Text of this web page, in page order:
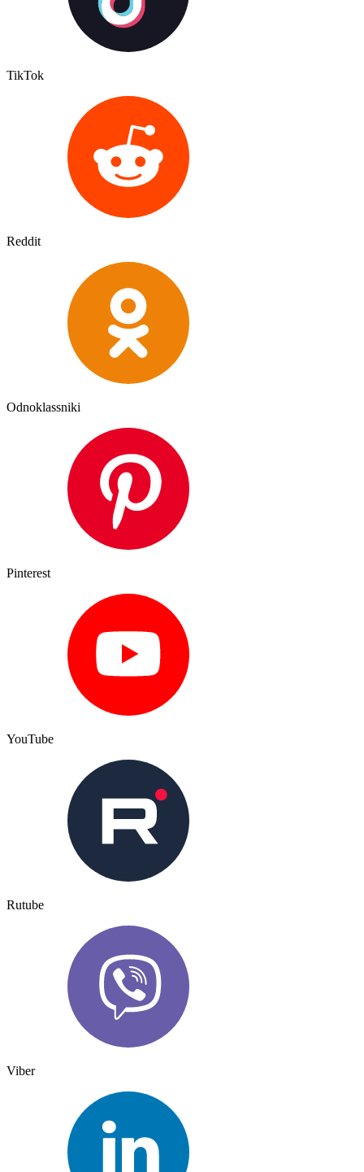
TikTok
Reddit
Odnoklassniki
Pinterest
YouTube
Rutube
Viber